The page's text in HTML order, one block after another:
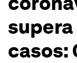
casos: